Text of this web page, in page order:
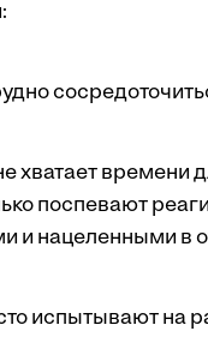
хватает времени
поспевают
и нацеленными в
испытывают на